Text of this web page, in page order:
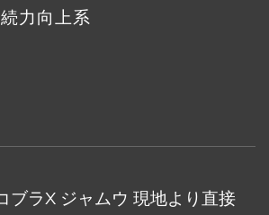
力向上系
ブラX ジャムウ 現地より直接